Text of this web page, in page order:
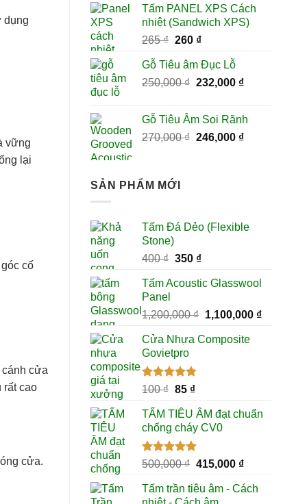
dụng
vững
lại
cố
cánh cửa
rất cao
cửa.
là:
350,000 ₫.
tại
là:
Tấm PANEL XPS Cách
nhiệt (Sandwich XPS)
265₫ Giá
là:
265 ₫.
260 ₫Giá
tại
là:
Gỗ Tiêu âm Đục Lỗ
250,000₫ Giá
250,000 ₫.
232,000 ₫Giá
là:
232,000 ₫.
Gỗ Tiêu Âm Soi Rãnh
270,000₫ Giá
246,000 ₫Giá
SẢN PHẨM MỚI
Tấm Đá Dẻo (Flexible
Stone)
400₫ Giá
là:
350 ₫Giá
tại
350 ₫.
Tấm Acoustic Glasswool
Panel
1,200,000₫ Giá
là:
1,100,000 ₫Giá
Cửa Nhựa Composite
Govietpro
Được xếp
5 sao
100₫ Giá
là:
100 ₫.
85 ₫Giá
tại
là:
85 ₫.
TẤM TIÊU ÂM đạt chuẩn
chống cháy CV0
Được xếp
5 sao
500,000₫ Giá
là:
415,000 ₫Giá
tại
Tấm trần tiêu âm - Cách